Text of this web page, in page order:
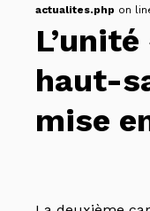
actualites.php on
haut-
mise